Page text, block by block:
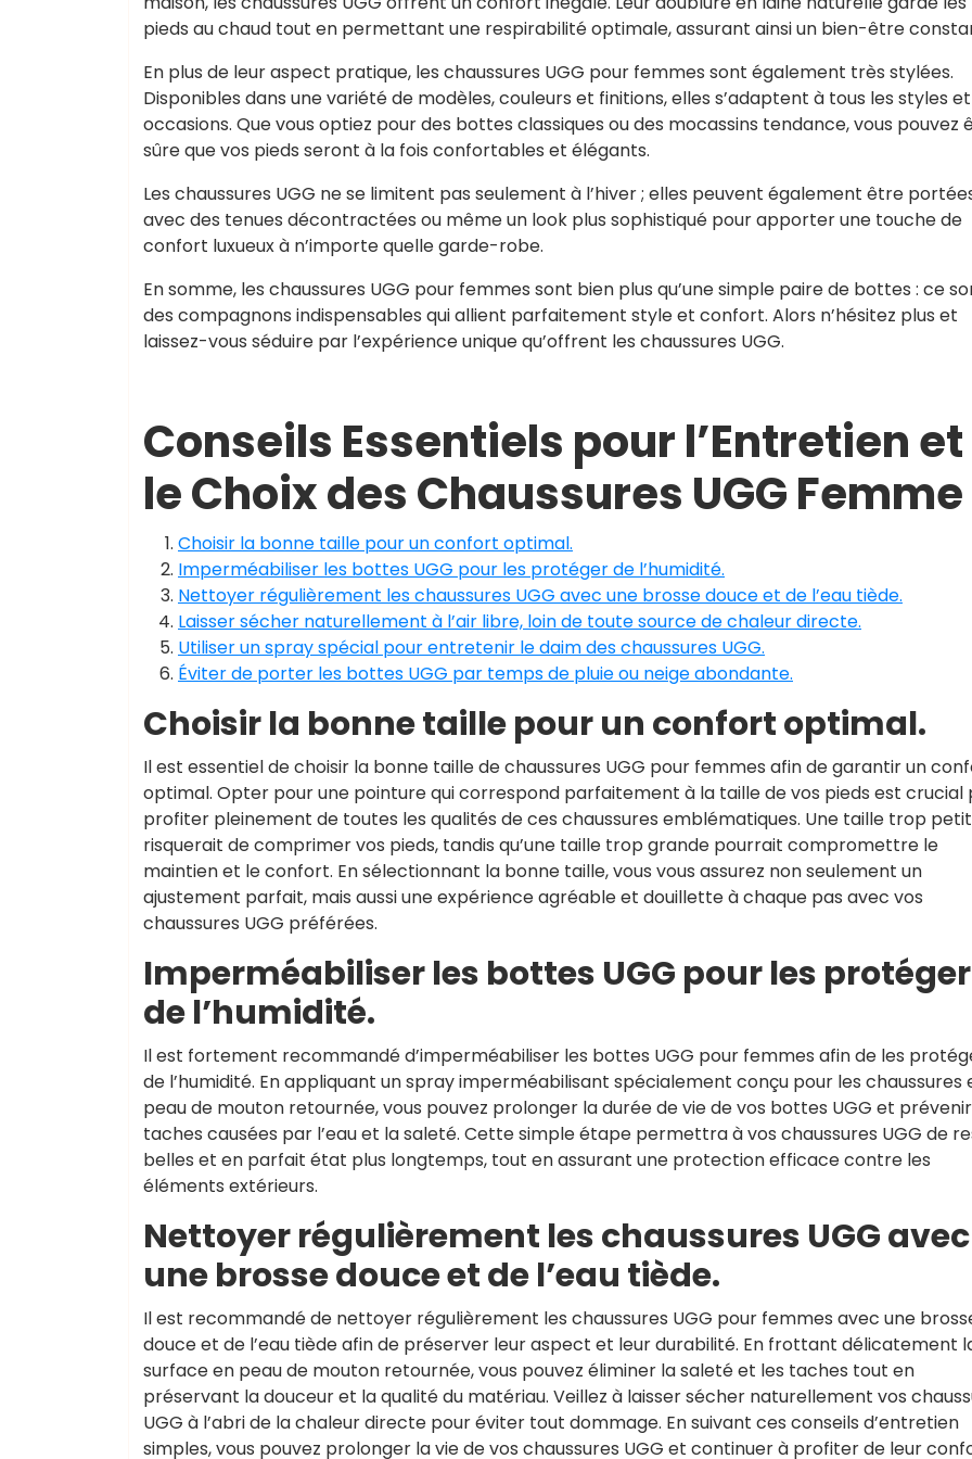
pieds au chaud tout en permettant une respirabilité optimale, assurant ainsi un bien-être
En plus de leur aspect pratique, les chaussures UGG pour femmes sont également très stylées.
Disponibles dans une variété de modèles, couleurs et finitions, elles s’adaptent à tous les styles et
occasions. Que vous optiez pour des bottes classiques ou des mocassins tendance, vous pouvez
sûre que vos pieds seront à la fois confortables et élégants.
Les chaussures UGG ne se limitent pas seulement à l’hiver ; elles peuvent également être
avec des tenues décontractées ou même un look plus sophistiqué pour apporter une touche de
confort luxueux à n’importe quelle garde-robe.
En somme, les chaussures UGG pour femmes sont bien plus qu’une simple paire de bottes : ce
des compagnons indispensables qui allient parfaitement style et confort. Alors n’hésitez plus et
laissez-vous séduire par l’expérience unique qu’offrent les chaussures UGG.
Conseils Essentiels pour l’Entretien et
le Choix des Chaussures UGG Femme
Choisir la bonne taille pour un confort optimal.
Imperméabiliser les bottes UGG pour les protéger de l’humidité.
Nettoyer régulièrement les chaussures UGG avec une brosse douce et de l’eau tiède.
Laisser sécher naturellement à l’air libre, loin de toute source de chaleur directe.
Utiliser un spray spécial pour entretenir le daim des chaussures UGG.
Éviter de porter les bottes UGG par temps de pluie ou neige abondante.
Choisir la bonne taille pour un confort optimal.
Il est essentiel de choisir la bonne taille de chaussures UGG pour femmes afin de garantir un
optimal. Opter pour une pointure qui correspond parfaitement à la taille de vos pieds est crucial
profiter pleinement de toutes les qualités de ces chaussures emblématiques. Une taille trop
risquerait de comprimer vos pieds, tandis qu’une taille trop grande pourrait compromettre le
maintien et le confort. En sélectionnant la bonne taille, vous vous assurez non seulement un
ajustement parfait, mais aussi une expérience agréable et douillette à chaque pas avec vos
chaussures UGG préférées.
Imperméabiliser les bottes UGG pour les protéger
de l’humidité.
Il est fortement recommandé d’imperméabiliser les bottes UGG pour femmes afin de les
de l’humidité. En appliquant un spray imperméabilisant spécialement conçu pour les chaussures
peau de mouton retournée, vous pouvez prolonger la durée de vie de vos bottes UGG et
taches causées par l’eau et la saleté. Cette simple étape permettra à vos chaussures UGG de
belles et en parfait état plus longtemps, tout en assurant une protection efficace contre les
éléments extérieurs.
Nettoyer régulièrement les chaussures UGG avec
une brosse douce et de l’eau tiède.
Il est recommandé de nettoyer régulièrement les chaussures UGG pour femmes avec une
douce et de l’eau tiède afin de préserver leur aspect et leur durabilité. En frottant délicatement
surface en peau de mouton retournée, vous pouvez éliminer la saleté et les taches tout en
préservant la douceur et la qualité du matériau. Veillez à laisser sécher naturellement vos
UGG à l’abri de la chaleur directe pour éviter tout dommage. En suivant ces conseils d’entretien
simples, vous pouvez prolonger la vie de vos chaussures UGG et continuer à profiter de leur